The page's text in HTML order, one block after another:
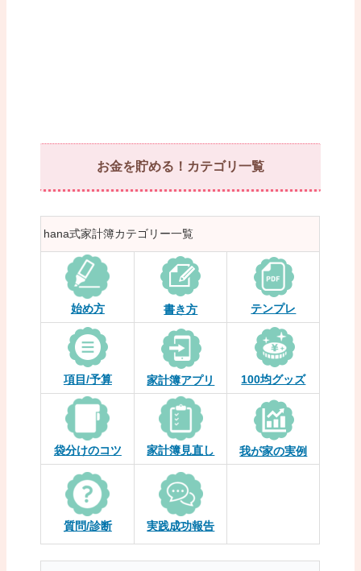
お金を貯める！カテゴリ一覧
hana式家計簿カテゴリー一覧
始め方 書き方 テンプレ
項目/予算 家計簿アプリ 100均グッズ
袋分けのコツ 家計簿見直し 我が家の実例
質問/診断 実践成功報告